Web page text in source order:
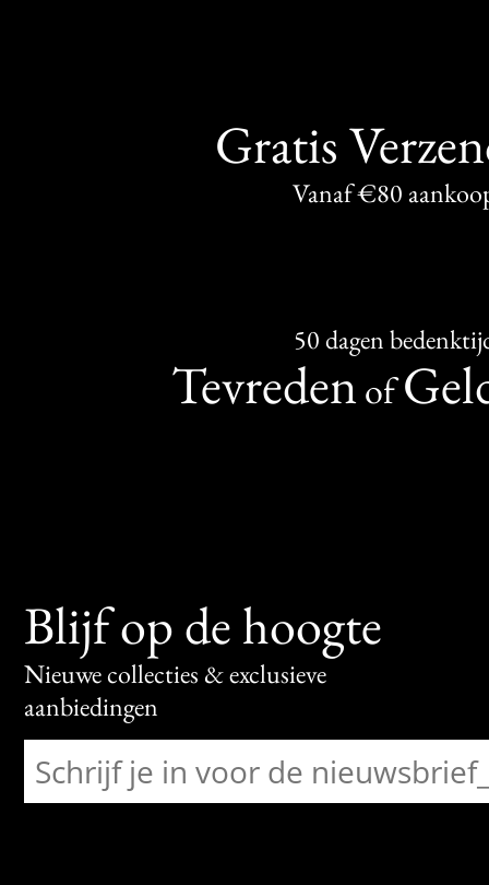
Gratis
Vanaf €80
50 dagen
Tevredenof
Blijf op de hoogte
Nieuwe collecties & exclusieve
aanbiedingen